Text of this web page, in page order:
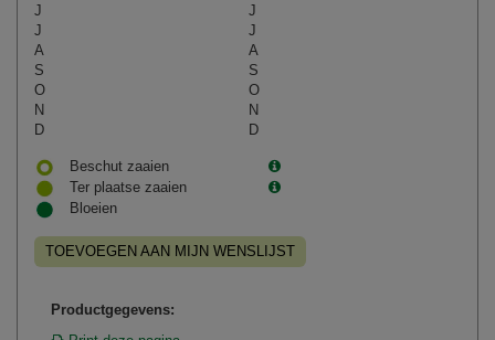
J
J
J
J
A
A
S
S
O
O
N
N
D
D
Beschut zaaien
Ter plaatse zaaien
Bloeien
TOEVOEGEN AAN MIJN WENSLIJST
Productgegevens: